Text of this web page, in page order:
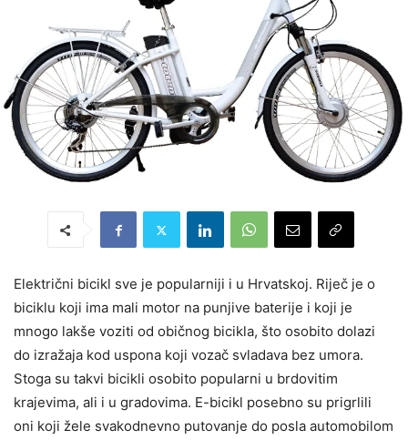
Električni bicikl sve je popularniji i u Hrvatskoj. Riječ je o
biciklu koji ima mali motor na punjive baterije i koji je
mnogo lakše voziti od običnog bicikla, što osobito dolazi
do izražaja kod uspona koji vozač svladava bez umora.
Stoga su takvi bicikli osobito popularni u brdovitim
krajevima, ali i u gradovima. E-bicikl posebno su prigrlili
oni koji žele svakodnevno putovanje do posla automobilom